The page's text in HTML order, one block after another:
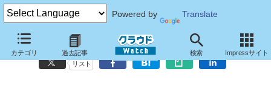
Powered by Translate
カテゴリ 過去記事 検索 Impressサイト
Check Point、データセキュリティ企業の米Liquid Machinesを買収
リスト